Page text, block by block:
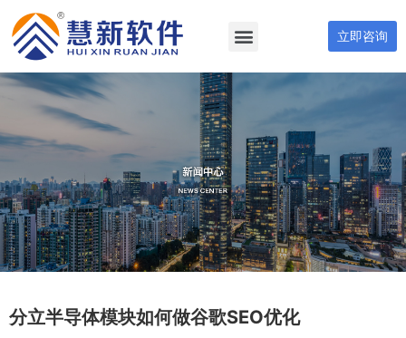
立即咨询
分立半导体模块如何做谷歌SEO优化